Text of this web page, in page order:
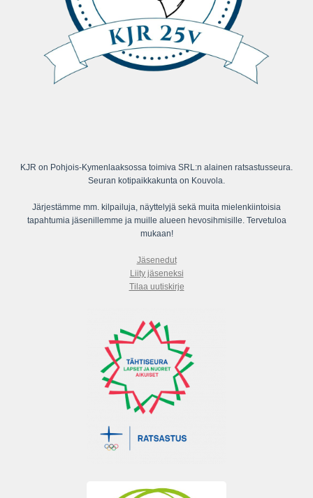
KJR on Pohjois-Kymenlaaksossa toimiva SRL:n alainen ratsastusseura.
Seuran kotipaikkakunta on Kouvola.
Järjestämme mm. kilpailuja, näyttelyjä sekä muita mielenkiintoisia
tapahtumia jäsenillemme ja muille alueen hevosihmisille. Tervetuloa
mukaan!
Jäsenedut
Liity jäseneksi
Tilaa uutiskirje